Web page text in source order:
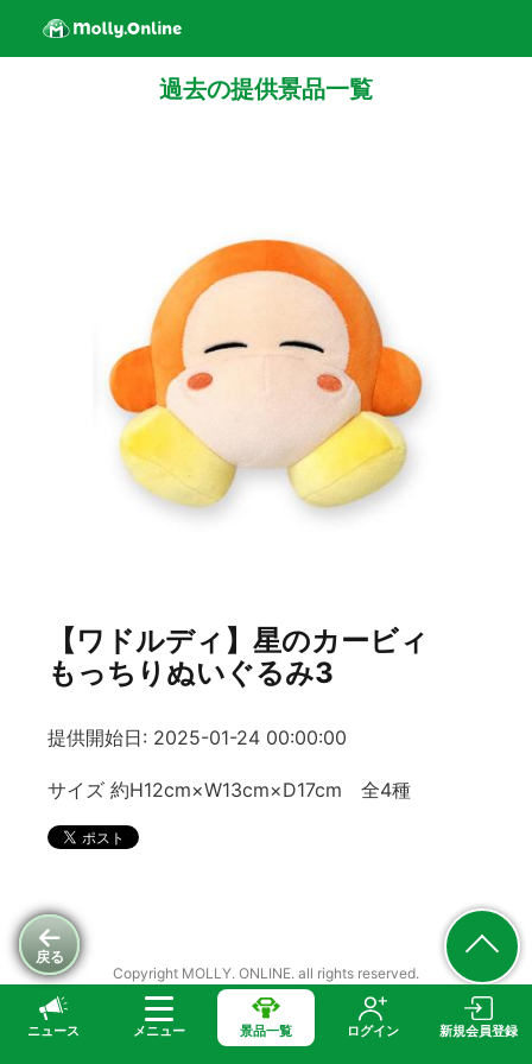
ニュース メニュー 景品一覧 ログイン 新規会員登録
戻る
過去の提供景品一覧
【ワドルディ】星のカービィ
もっちりぬいぐるみ3
提供開始日: 2025-01-24 00:00:00
サイズ 約H12cm×W13cm×D17cm 全4種
Copyright MOLLY. ONLINE. all rights reserved.